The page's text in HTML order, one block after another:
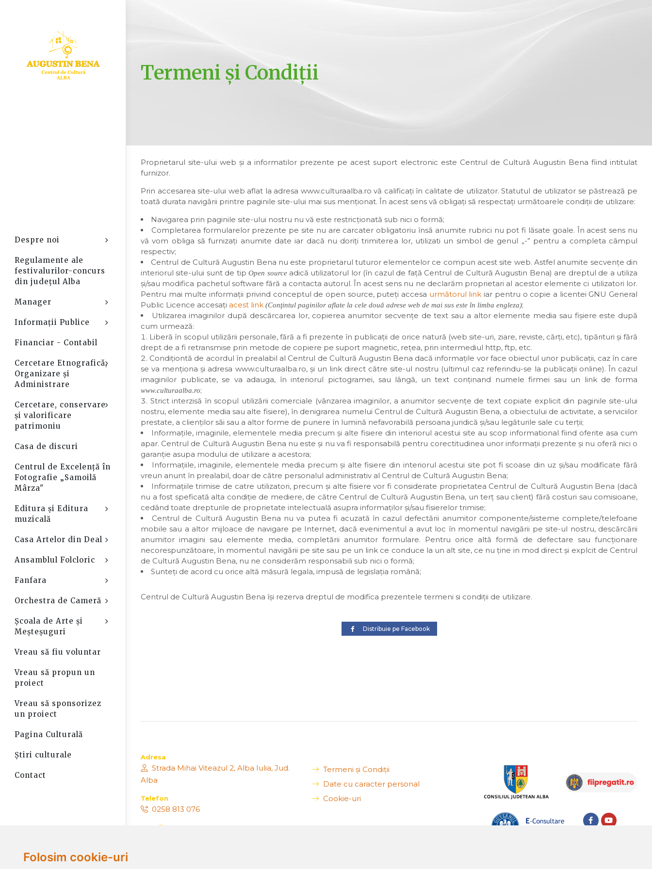
Folosim cookie-uri
Despre noi Open Sub-Menu
Regulamente ale
festivalurilor-concurs
din județul Alba
Manager Open Sub-Menu
Informații Publice Open Sub-Menu
Financiar - Contabil
Cercetare Etnograficǎ,
Organizare şi
Administrare
Open Sub-Menu
Cercetare, conservare
și valorificare
patrimoniu
Open Sub-Menu
Casa de discuri
Centrul de Excelență în
Fotografie „Samoilă
Mârza"
Editura și Editura
muzicală
Open Sub-Menu
Casa Artelor din Deal Open Sub-Menu
Ansamblul Folcloric Open Sub-Menu
Fanfara Open Sub-Menu
Orchestra de Cameră Open Sub-Menu
Școala de Arte și
Meșteșuguri
Open Sub-Menu
Vreau să fiu voluntar
Vreau să propun un
proiect
Vreau să sponsorizez
un proiect
Pagina Culturală
Știri culturale
Contact
Termeni și Condiții
Proprietarul site-ului web şi a informatilor prezente pe acest suport electronic este Centrul de Cultură Augustin Bena fiind intitulat
furnizor.
Prin accesarea site-ului web aflat la adresa www.culturaalba.ro vă calificaţi în calitate de utilizator. Statutul de utilizator se păstrează pe
toată durata navigării printre paginile site-ului mai sus menţionat. În acest sens vă obligaţi să respectaţi următoarele condiţii de utilizare:
Navigarea prin paginile site-ului nostru nu vă este restricţionată sub nici o formă;
Completarea formularelor prezente pe site nu are carcater obligatoriu însă anumite rubrici nu pot fi lăsate goale. În acest sens nu
vă vom obliga să furnizaţi anumite date iar dacă nu doriţi trimiterea lor, utilizati un simbol de genul „-” pentru a completa câmpul
respectiv;
Centrul de Cultură Augustin Bena nu este proprietarul tuturor elementelor ce compun acest site web. Astfel anumite secvenţe din
interiorul site-ului sunt de tipOpen sourceadică utilizatorul lor (în cazul de faţă Centrul de Cultură Augustin Bena) are dreptul de a utiliza
şi/sau modifica pachetul software fără a contacta autorul. În acest sens nu ne declarăm proprietari al acestor elemente ci utilizatori lor.
Pentru mai multe informaţii privind conceptul de open source, puteţi accesa următorul link iar pentru o copie a licentei GNU General
Public Licence accesaţi acest link (Conţintul paginilor aflate la cele două adrese web de mai sus este în limba engleza);
Utilizarea imaginilor după descărcarea lor, copierea anumitor secvenţe de text sau a altor elemente media sau fişiere este după
cum urmează:
Liberă în scopul utilizării personale, fără a fi prezente în publicaţii de orice natură (web site-uri, ziare, reviste, cărţi, etc), tipărituri şi fără
drept de a fi retransmise prin metode de copiere pe suport magnetic, reţea, prin intermediul http, ftp, etc.
Condiţiontă de acordul în prealabil al Centrul de Cultură Augustin Bena dacă informaţile vor face obiectul unor publicaţii, caz în care
se va menţiona şi adresa www.culturaalba.ro, şi un link direct către site-ul nostru (ultimul caz referindu-se la publicaţii online). În cazul
imaginilor publicate, se va adauga, în interiorul pictogramei, sau lângă, un text conţinand numele firmei sau un link de forma
www.culturaalba.ro;
Strict interzisă în scopul utilizării comerciale (vânzarea imaginilor, a anumitor secvenţe de text copiate explicit din paginile site-ului
nostru, elemente media sau alte fisiere), în denigrarea numelui Centrul de Cultură Augustin Bena, a obiectului de activitate, a serviciilor
prestate, a clienţilor săi sau a altor forme de punere în lumină nefavorabilă persoana juridică şi/sau legăturile sale cu terţii;
Informaţile, imaginile, elementele media precum şi alte fisiere din interiorul acestui site au scop informational fiind oferite asa cum
apar. Centrul de Cultură Augustin Bena nu este şi nu va fi responsabilă pentru corectitudinea unor informaţii prezente şi nu oferă nici o
garanţie asupa modului de utilizare a acestora;
Informaţiile, imaginile, elementele media precum şi alte fisiere din interiorul acestui site pot fi scoase din uz şi/sau modificate fără
vreun anunt în prealabil, doar de către personalul administrativ al Centrul de Cultură Augustin Bena;
Informaţiile trimise de catre utilizatori, precum şi alte fisiere vor fi considerate proprietatea Centrul de Cultură Augustin Bena (dacă
nu a fost speficată alta condiţie de mediere, de către Centrul de Cultură Augustin Bena, un terţ sau client) fără costuri sau comisioane,
cedând toate drepturile de proprietate intelectuală asupra informaţilor şi/sau fisierelor trimise;
Centrul de Cultură Augustin Bena nu va putea fi acuzată în cazul defectării anumitor componente/sisteme complete/telefoane
mobile sau a altor mijloace de navigare pe Internet, dacă evenimentul a avut loc în momentul navigării pe site-ul nostru, descărcării
anumitor imagini sau elemente media, completării anumitor formulare. Pentru orice altă formă de defectare sau funcţionare
necorespunzătoare, în momentul navigării pe site sau pe un link ce conduce la un alt site, ce nu ţine in mod direct şi explcit de Centrul
de Cultură Augustin Bena, nu ne considerăm responsabili sub nici o formă;
Sunteţi de acord cu orice altă măsură legala, impusă de legislaţia română;
Centrul de Cultură Augustin Bena îşi rezerva dreptul de modifica prezentele termeni si condiţii de utilizare.
Distribuie pe Facebook
Adresa
Strada Mihai Viteazul 2, Alba Iulia, Jud.
Alba
Telefon
0258 813 076
E-mail
Termeni și Condiții
Date cu caracter personal
Cookie-uri